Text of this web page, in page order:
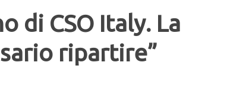
di CSO Italy. La
ripartire”